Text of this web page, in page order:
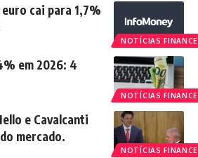
NOTÍCIAS
cai para 1,7%
NOTÍCIAS
em 2026: 4
NOTÍCIAS
e Cavalcanti
mercado.